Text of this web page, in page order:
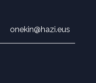
onekin@hazi.eus